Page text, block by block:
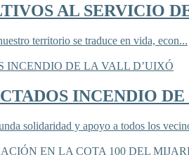
AL SERVICIO
territorio se traduce en vida, econ...
INCENDIO
solidaridad y apoyo a todos los